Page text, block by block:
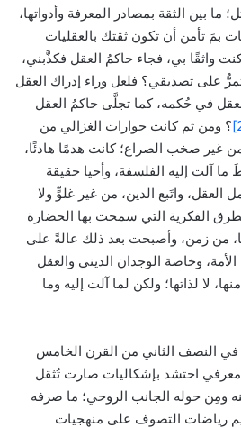
ما بين الثقة بمصادر المعرفة وأدواتها،
بمَ تأمن أن تكون ثقتك بالعقليات
واثقًا بي، فجاء حاكمُ العقل فكذَّبني،
على تصديقي؟ فلعل وراء إدراك العقل
في حُكمه، كما تجلَّى حاكمُ العقل
؟ ومن ثم كانت حوارات الغزالي من
غير صخب الصراع؛ كانت هدمًا هادئًا،
آلت إليه الفلسفة، وأحيا حقيقة
العقل، واتَبع الدين، من غير غلوٍّ ولا
الفكرية التي سمحت بها الحضارة
من زمن، وأصبحت بعد ذلك عالةً على
وخاصة الوجدان الديني والعقل
لا لذاتها؛ ولكن لما آلت إليه وما
في النصف الثاني من القرن الخامس
احتشد بإشكاليات صارت تُثقل
ومِن حوله الجانب الروحي؛ ما صرفه
رياضات التصوف على منهجيات